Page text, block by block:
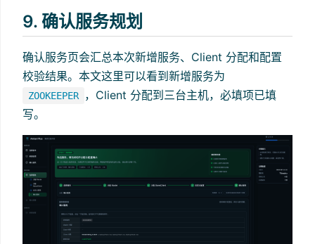
9. 确认服务规划
确认服务页会汇总本次新增服务、Client 分配和配置
校验结果。本文这里可以看到新增服务为
ZOOKEEPER
，Client 分配到三台主机，必填项已填
写。